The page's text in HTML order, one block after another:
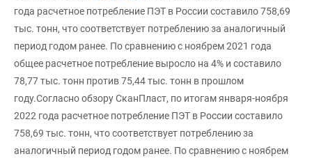
года расчетное потребление ПЭТ в России составило 758,69
тыс. тонн, что соответствует потреблению за аналогичный
период годом ранее. По сравнению с ноябрем 2021 года
общее расчетное потребление выросло на 4% и составило
78,77 тыс. тонн против 75,44 тыс. тонн в прошлом
году.Согласно обзору СканПласт, по итогам января-ноября
2022 года расчетное потребление ПЭТ в России составило
758,69 тыс. тонн, что соответствует потреблению за
аналогичный период годом ранее. По сравнению с ноябрем